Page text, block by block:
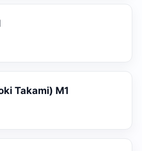
Takami) M1